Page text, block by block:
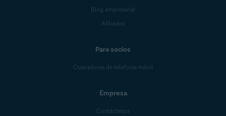
Blog empresarial
Afiliados
Para socios
Operadores de telefonía móvil
Empresa
Contáctenos